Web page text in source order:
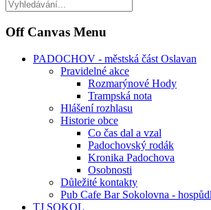
Off Canvas Menu
PADOCHOV - městská část Oslavan
Pravidelné akce
Rozmarýnové Hody
Trampská nota
Hlášení rozhlasu
Historie obce
Co čas dal a vzal
Padochovský rodák
Kronika Padochova
Osobnosti
Důležité kontakty
Pub Cafe Bar Sokolovna -
TJ SOKOL